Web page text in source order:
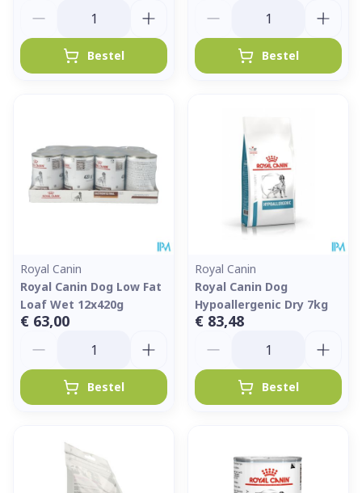
Bestel Bestel
Royal Canin
Royal Canin Dog Low Fat
Loaf Wet 12x420g
€ 63,00
Bestel
Royal Canin
Royal Canin Dog
Hypoallergenic Dry 7kg
€ 83,48
Bestel